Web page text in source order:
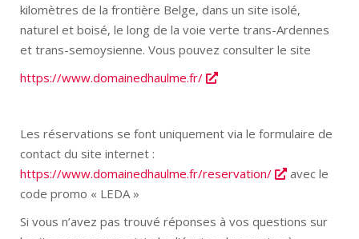
kilomètres de la frontière Belge, dans un site isolé,
naturel et boisé, le long de la voie verte trans-Ardennes
et trans-semoysienne. Vous pouvez consulter le site
https://www.domainedhaulme.fr/
Les réservations se font uniquement via le formulaire de
contact du site internet :
https://www.domainedhaulme.fr/reservation/
avec le
code promo « LEDA »
Si vous n’avez pas trouvé réponses à vos questions sur